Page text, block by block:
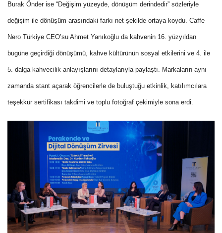
Burak Önder ise “Değişim yüzeyde, dönüşüm derindedir” sözleriyle
değişim ile dönüşüm arasındaki farkı net şekilde ortaya koydu. Caffe
Nero Türkiye CEO’su Ahmet Yanıkoğlu da kahvenin 16. yüzyıldan
bugüne geçirdiği dönüşümü, kahve kültürünün sosyal etkilerini ve 4. ile
5. dalga kahvecilik anlayışlarını detaylarıyla paylaştı. Markaların aynı
zamanda stant açarak öğrencilerle de buluştuğu etkinlik, katılımcılara
teşekkür sertifikası takdimi ve toplu fotoğraf çekimiyle sona erdi.